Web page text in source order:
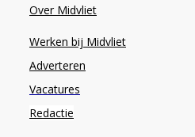
Over Midvliet
Werken bij Midvliet
Adverteren
Vacatures
Redactie